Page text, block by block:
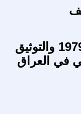
الدكتور محمد صالح القزاز 1928-1979 والتوثيق
في العراق